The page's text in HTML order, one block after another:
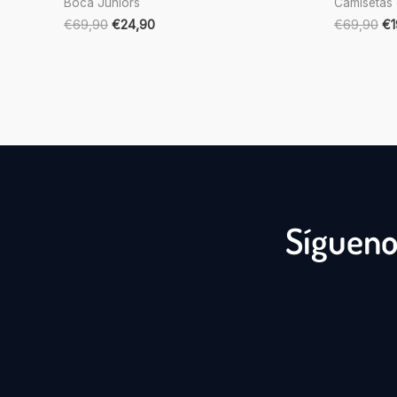
€69,90 €24,90 €69,90 €